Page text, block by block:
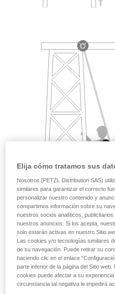
Elija cómo tratamos sus
Nosotros [PETZL Distribution SAS)
similares para garantizar el correcto
personalizar nuestro contenido y
compartimos información sobre su
nuestros socios analíticos,
nuestros anuncios. Si los acepta,
solo estarán activas en nuestro Sitio
Las cookies y/o tecnologías similares
de su navegación. Puede retirar su
haciendo clic en el enlace
parte inferior de la página del Sitio
cookies puede afectar a su
circunstancia tal negativa le impedirá